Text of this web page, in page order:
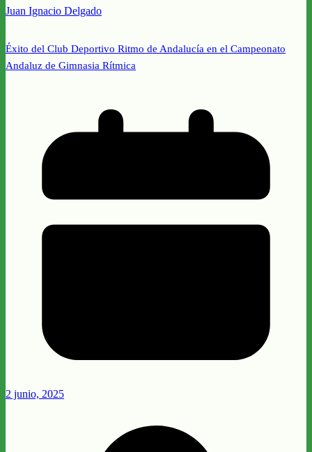
Juan Ignacio Delgado
Éxito del Club Deportivo Ritmo de Andalucía en el Campeonato
Andaluz de Gimnasia Rítmica
2 junio, 2025